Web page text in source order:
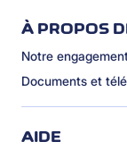
À PROPOS
Notre
Documents et
AIDE